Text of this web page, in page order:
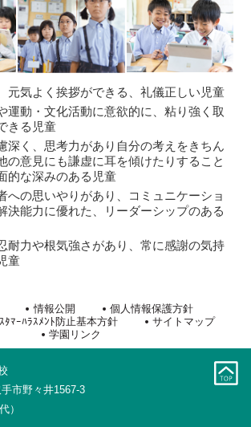
元気よく挨拶ができる、礼儀正しい児童
運動・文化活動に意欲的に、粘り強く取
きる児童
深く、思考力があり自分の考えをきちん
の意見にも謙虚に耳を傾けたりすること
的な深みのある児童
への思いやりがあり、コミュニケーショ
決能力に優れた、リーダーシップのある
耐力や根気強さがあり、常に感謝の気持
童
市野々井1567-3
）
情報公開
個人情報保護方針
ﾀﾏｰﾊﾗｽﾒﾝﾄ防止基本方針
サイトマップ
学園リンク